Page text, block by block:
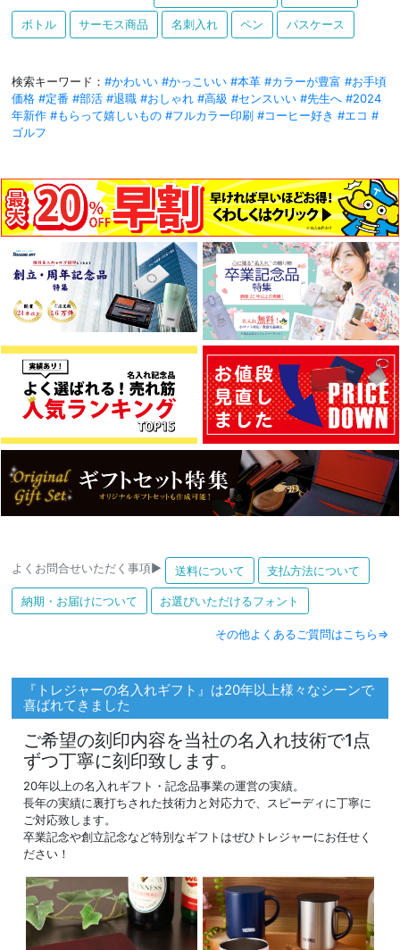
ボトル サーモス商品 名刺入れ ペン パスケース
検索キーワード： #かわいい #かっこいい #本革 #カラーが豊富 #お手頃
価格 #定番 #部活 #退職 #おしゃれ #高級 #センスいい #先生へ #2024
年新作 #もらって嬉しいもの #フルカラー印刷 #コーヒー好き #エコ #
ゴルフ
よくお問合せいただく事項▶ 送料について 支払方法について
納期・お届けについて お選びいただけるフォント
その他よくあるご質問はこちら⇒
『トレジャーの名入れギフト』は20年以上様々なシーンで
喜ばれてきました
ご希望の刻印内容を当社の名入れ技術で1点
ずつ丁寧に刻印致します。
20年以上の名入れギフト・記念品事業の運営の実績。
長年の実績に裏打ちされた技術力と対応力で、スピーディに丁寧に
ご対応致します。
卒業記念や創立記念など特別なギフトはぜひトレジャーにお任せく
ださい！